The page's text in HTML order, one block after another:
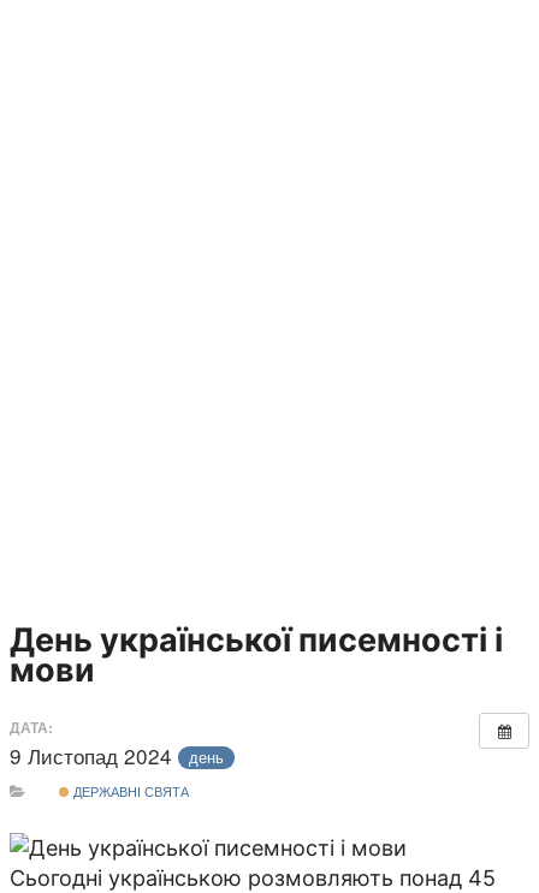
День української писемності і
мови
ДАТА:
9 Листопад 2024 день
ДЕРЖАВНІ СВЯТА
Сьогодні українською розмовляють понад 45